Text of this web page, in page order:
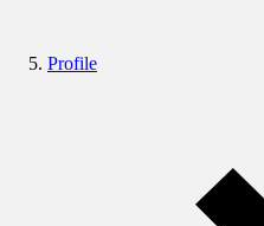
Profile